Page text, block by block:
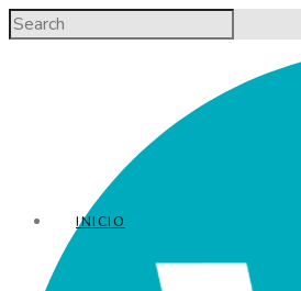
INICIO